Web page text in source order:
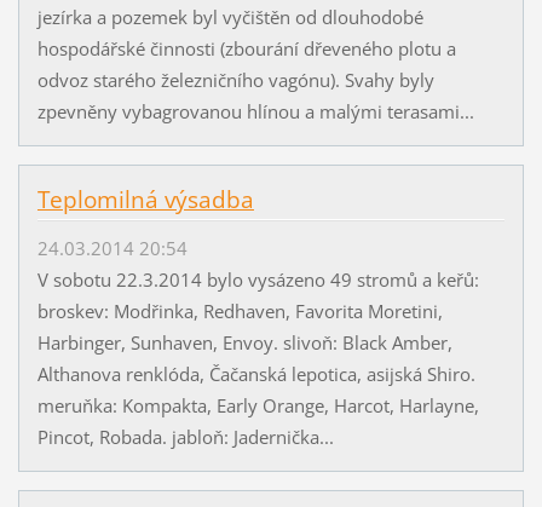
jezírka a pozemek byl vyčištěn od dlouhodobé
hospodářské činnosti (zbourání dřeveného plotu a
odvoz starého železničního vagónu). Svahy byly
zpevněny vybagrovanou hlínou a malými terasami...
Teplomilná výsadba
24.03.2014 20:54
V sobotu 22.3.2014 bylo vysázeno 49 stromů a keřů:
broskev: Modřinka, Redhaven, Favorita Moretini,
Harbinger, Sunhaven, Envoy. slivoň: Black Amber,
Althanova renklóda, Čačanská lepotica, asijská Shiro.
meruňka: Kompakta, Early Orange, Harcot, Harlayne,
Pincot, Robada. jabloň: Jadernička...